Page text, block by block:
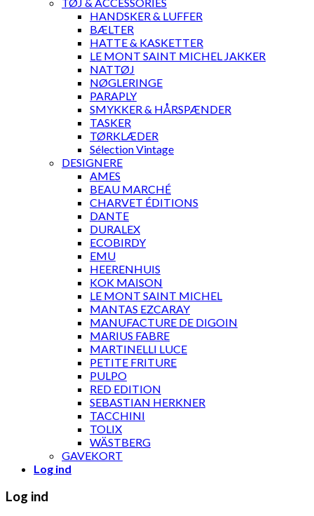
HANDSKER & LUFFER
BÆLTER
HATTE & KASKETTER
LE MONT SAINT MICHEL JAKKER
NATTØJ
NØGLERINGE
PARAPLY
SMYKKER & HÅRSPÆNDER
TASKER
TØRKLÆDER
Sélection Vintage
DESIGNERE
AMES
BEAU MARCHÉ
CHARVET ÉDITIONS
DANTE
DURALEX
ECOBIRDY
EMU
HEERENHUIS
KOK MAISON
LE MONT SAINT MICHEL
MANTAS EZCARAY
MANUFACTURE DE DIGOIN
MARIUS FABRE
MARTINELLI LUCE
PETITE FRITURE
PULPO
RED EDITION
SEBASTIAN HERKNER
TACCHINI
TOLIX
WÄSTBERG
GAVEKORT
Log ind
Log ind